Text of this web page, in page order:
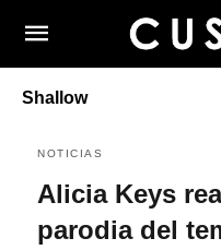
Shallow
NOTICIAS
Alicia Keys
parodia del